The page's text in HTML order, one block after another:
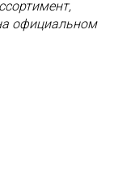
официальном